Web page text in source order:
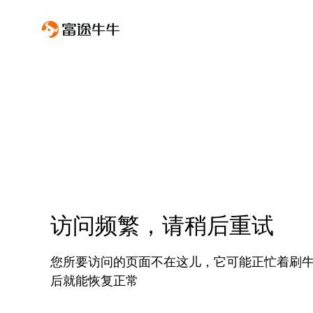
访问频繁，请稍后重试
您所要访问的页面不在这儿，它可能正忙着刷
后就能恢复正常